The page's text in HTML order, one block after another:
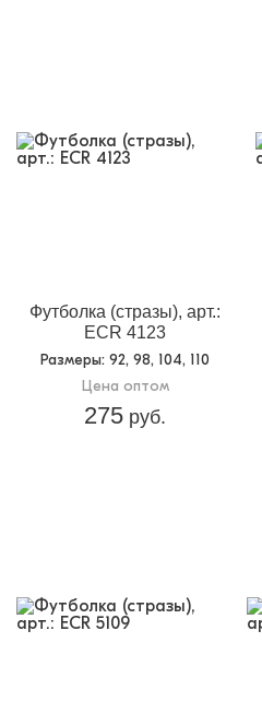
Футболка (стразы), арт.:
ECR 4123
Размеры: 92, 98, 104, 110
Цена оптом
275 руб.